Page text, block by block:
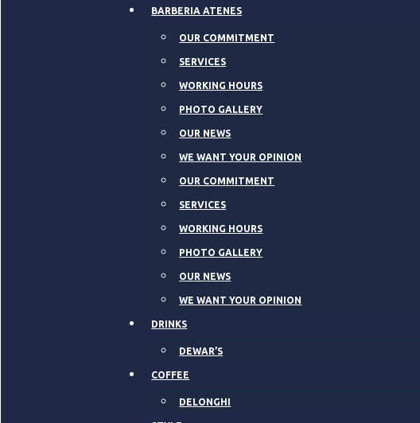
BARBERIA ATENES
OUR COMMITMENT
SERVICES
WORKING HOURS
PHOTO GALLERY
OUR NEWS
WE WANT YOUR OPINION
OUR COMMITMENT
SERVICES
WORKING HOURS
PHOTO GALLERY
OUR NEWS
WE WANT YOUR OPINION
DRINKS
DEWAR’S
COFFEE
DELONGHI